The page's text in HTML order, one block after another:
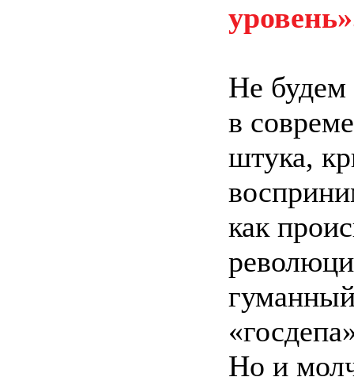
Не будем
в
штука,
как
Но и